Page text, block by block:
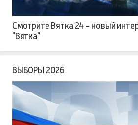
Смотрите Вятка 24 - новый
"Вятка"
ВЫБОРЫ 2026